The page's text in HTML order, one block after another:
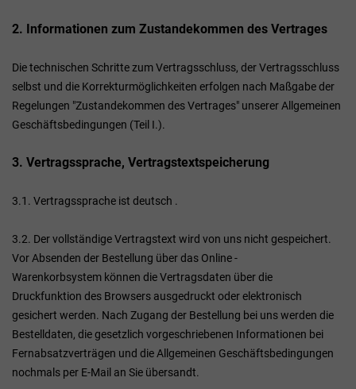
2. Informationen zum Zustandekommen des Vertrages
Die technischen Schritte zum Vertragsschluss, der Vertragsschluss
selbst und die Korrekturmöglichkeiten erfolgen nach Maßgabe der
Regelungen "Zustandekommen des Vertrages" unserer Allgemeinen
Geschäftsbedingungen (Teil I.).
3. Vertragssprache, Vertragstextspeicherung
3.1. Vertragssprache ist deutsch .
3.2. Der vollständige Vertragstext wird von uns nicht gespeichert.
Vor Absenden der Bestellung über das Online -
Warenkorbsystem können die Vertragsdaten über die
Druckfunktion des Browsers ausgedruckt oder elektronisch
gesichert werden. Nach Zugang der Bestellung bei uns werden die
Bestelldaten, die gesetzlich vorgeschriebenen Informationen bei
Fernabsatzverträgen und die Allgemeinen Geschäftsbedingungen
nochmals per E-Mail an Sie übersandt.